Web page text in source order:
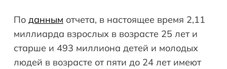
По данным отчета, в настоящее время 2,11
миллиарда взрослых в возрасте 25 лет и
старше и 493 миллиона детей и молодых
людей в возрасте от пяти до 24 лет имеют